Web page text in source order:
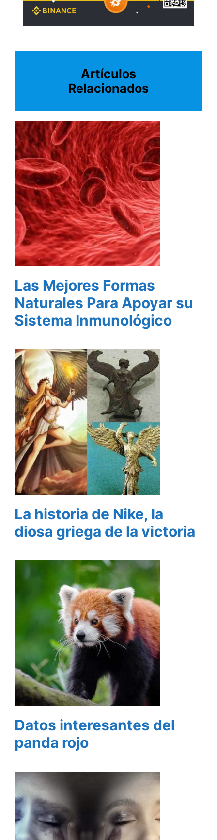
Artículos
Relacionados
Las Mejores Formas
Naturales Para Apoyar su
Sistema Inmunológico
La historia de Nike, la
diosa griega de la victoria
Datos interesantes del
panda rojo